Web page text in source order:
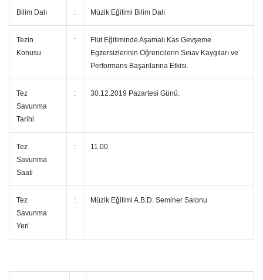
Bilim Dalı : Müzik Eğitimi Bilim Dalı
Tezin
Konusu
:
Flüt Eğitiminde Aşamalı Kas Gevşeme
Egzersizlerinin Öğrencilerin Sınav Kaygıları ve
Performans Başarılarına Etkisi.
Tez
Savunma
Tarihi
: 30.12.2019 Pazartesi Günü.
Tez
Savunma
Saati
: 11.00
Tez
Savunma
Yeri
: Müzik Eğitimi A.B.D. Seminer Salonu